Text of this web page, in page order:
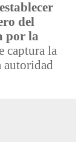
del
por la
captura la
autoridad